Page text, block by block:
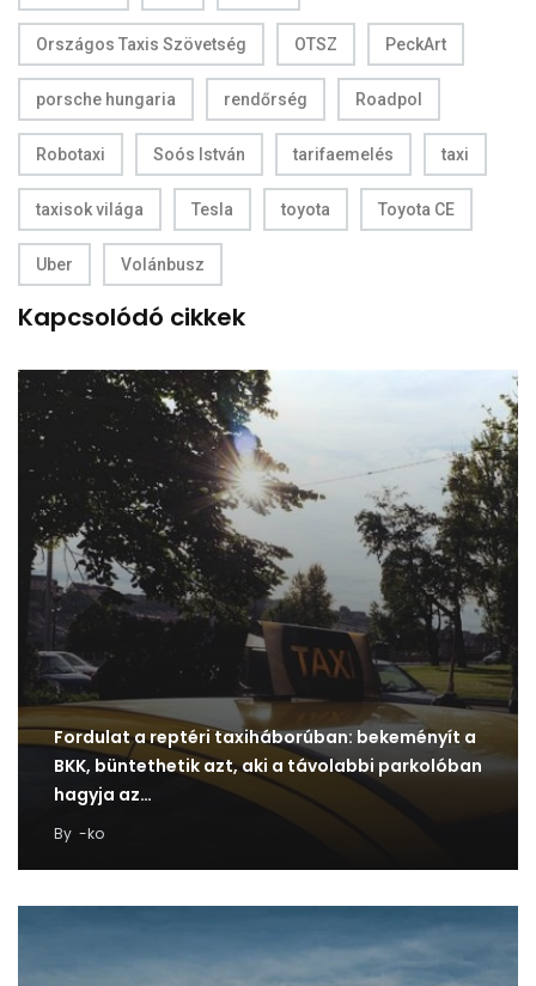
Országos Taxis Szövetség OTSZ PeckArt
porsche hungaria rendőrség Roadpol
Robotaxi Soós István tarifaemelés taxi
taxisok világa Tesla toyota Toyota CE
Uber Volánbusz
Kapcsolódó cikkek
Fordulat a reptéri taxiháborúban: bekeményít a
BKK, büntethetik azt, aki a távolabbi parkolóban
hagyja az…
By -ko